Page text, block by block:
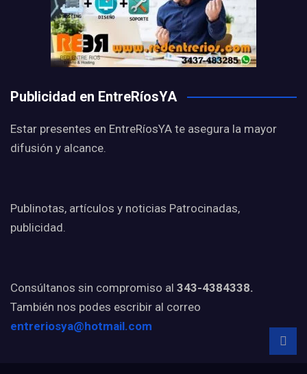
Publicidad en EntreRíosYA
Estar presentes en EntreRíosYA te asegura la mayor
difusión y alcance.
Publinotas, artículos y noticias Patrocinadas,
publicidad.
Consúltanos sin compromiso al 343-4384338.
También nos podes escribir al correo
entreriosya@hotmail.com